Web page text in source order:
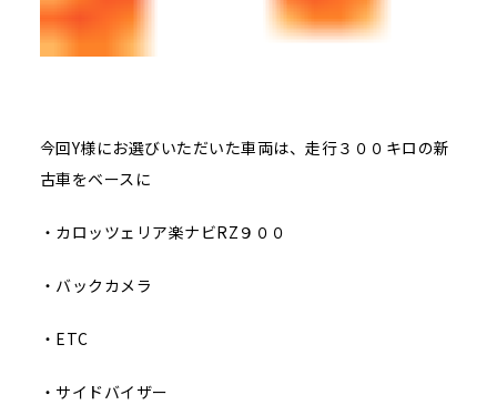
今回Y様にお選びいただいた車両は、走行３００キロの新
古車をベースに
・カロッツェリア楽ナビRZ９００
・バックカメラ
・ETC
・サイドバイザー